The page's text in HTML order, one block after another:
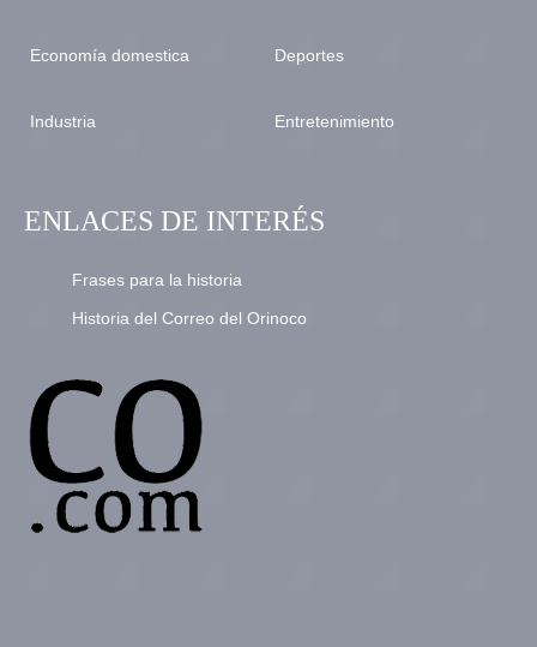
Economía domestica
Industria
Deportes
Entretenimiento
ENLACES DE INTERÉS
Frases para la historia
Historia del Correo del Orinoco